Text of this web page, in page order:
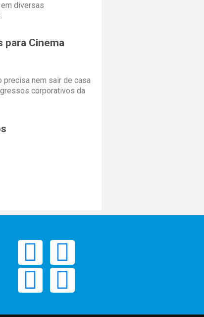
diversas
para Cinema
precisa nem sair de casa
corporativos da